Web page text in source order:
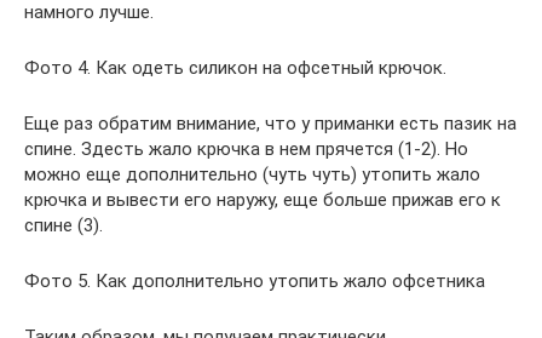
намного лучше.
Фото 4. Как одеть силикон на офсетный крючок.
Еще раз обратим внимание, что у приманки есть пазик на
спине. Здесть жало крючка в нем прячется (1-2). Но
можно еще дополнительно (чуть чуть) утопить жало
крючка и вывести его наружу, еще больше прижав его к
спине (3).
Фото 5. Как дополнительно утопить жало офсетника